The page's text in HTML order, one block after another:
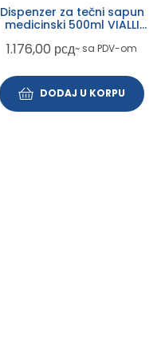
Dispenzer za tečni sapun
medicinski 500ml VIALLI
1.176,00 рсд~ sa PDV-om
DODAJ U KORPU